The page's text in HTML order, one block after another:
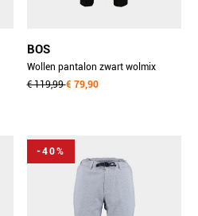
BOS
Wollen pantalon zwart wolmix
pantalon zwart 09.a.110/5641
€ 119,99€ 79,90
-40%